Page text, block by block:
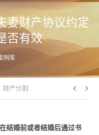
妻财产协议约定
否有效
例库
, 财产分割
结婚前或者结婚后通过书